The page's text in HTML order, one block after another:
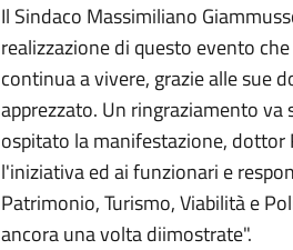
Il Sindaco Massimiliano
realizzazione di questo evento
continua a vivere, grazie alle sue
apprezzato. Un ringraziamento
ospitato la manifestazione, dottor
l'iniziativa ed ai funzionari e
Patrimonio, Turismo, Viabilità e
ancora una volta diimostrate".